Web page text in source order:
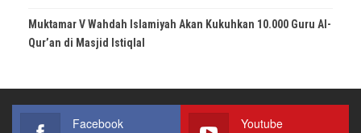
Muktamar V Wahdah Islamiyah Akan Kukuhkan 10.000 Guru Al-
Qur’an di Masjid Istiqlal
Facebook Youtube